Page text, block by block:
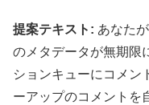
提案テキスト: あなた
のメタデータが無期限
ションキューにコメン
ーアップのコメントを